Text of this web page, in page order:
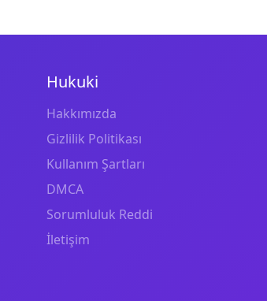
Hukuki
Hakkımızda
Gizlilik Politikası
Kullanım Şartları
DMCA
Sorumluluk Reddi
İletişim